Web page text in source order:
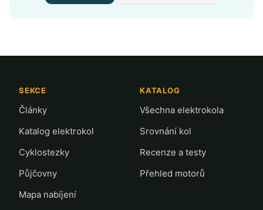
SEKCE
Články
Katalog elektrokol
Cyklostezky
Půjčovny
Mapa nabíjení
KATALOG
Všechna elektrokola
Srovnání kol
Recenze a testy
Přehled motorů